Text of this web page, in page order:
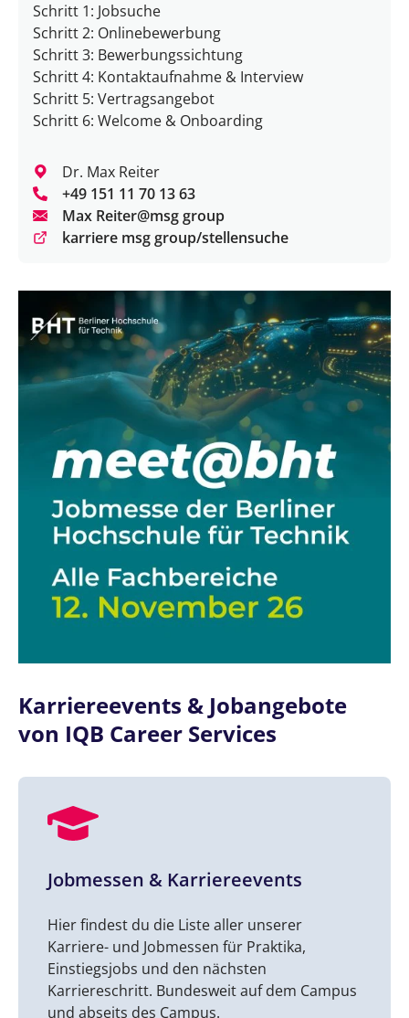
Schritt 1: Jobsuche
Schritt 2: Onlinebewerbung
Schritt 3: Bewerbungssichtung
Schritt 4: Kontaktaufnahme & Interview
Schritt 5: Vertragsangebot
Schritt 6: Welcome & Onboarding
Dr. Max Reiter
+49 151 11 70 13 63
Max Reiter@msg group
karriere msg group/stellensuche
Karriereevents & Jobangebote
von IQB Career Services
Jobmessen & Karriereevents
Hier findest du die Liste aller unserer
Karriere- und Jobmessen für Praktika,
Einstiegsjobs und den nächsten
Karriereschritt. Bundesweit auf dem Campus
und abseits des Campus.